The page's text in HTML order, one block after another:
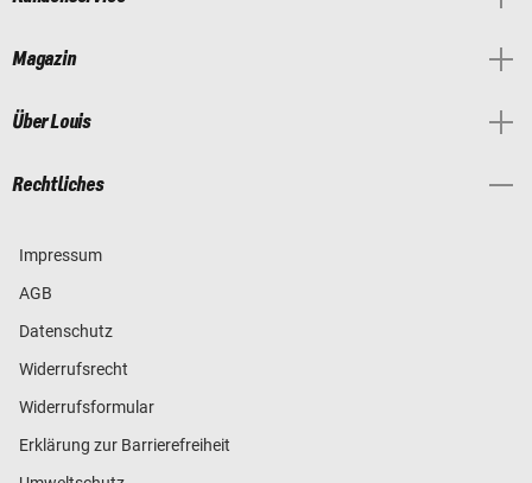
Magazin
Über Louis
Rechtliches
Impressum
AGB
Datenschutz
Widerrufsrecht
Widerrufsformular
Erklärung zur Barrierefreiheit